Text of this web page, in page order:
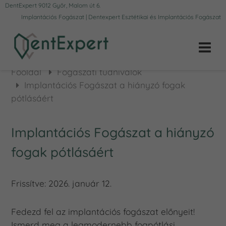
DentExpert 9012 Győr, Malom út 6.
Implantációs Fogászat | Dentexpert Esztétikai és Implantációs Fogászat
Főoldal
Fogászati tudnivalók
Implantációs Fogászat a hiányzó fogak
pótlásáért
Implantációs Fogászat a hiányzó
fogak pótlásáért
Frissítve: 2026. január 12.
Fedezd fel az implantációs fogászat előnyeit!